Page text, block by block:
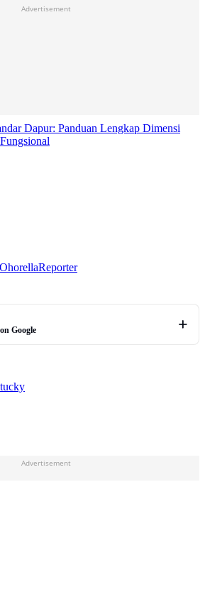
Advertisement
Dapur: Panduan Lengkap Dimensi
Reporter
Google
Advertisement